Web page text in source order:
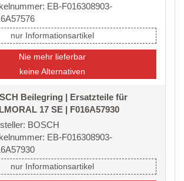
EB-F016308903-
nur Informationsartikel
Nie mehr lieferbar
keine Alternativen
Beilegring | Ersatzteile für
17 SE | F016A57930
BOSCH
EB-F016308903-
nur Informationsartikel